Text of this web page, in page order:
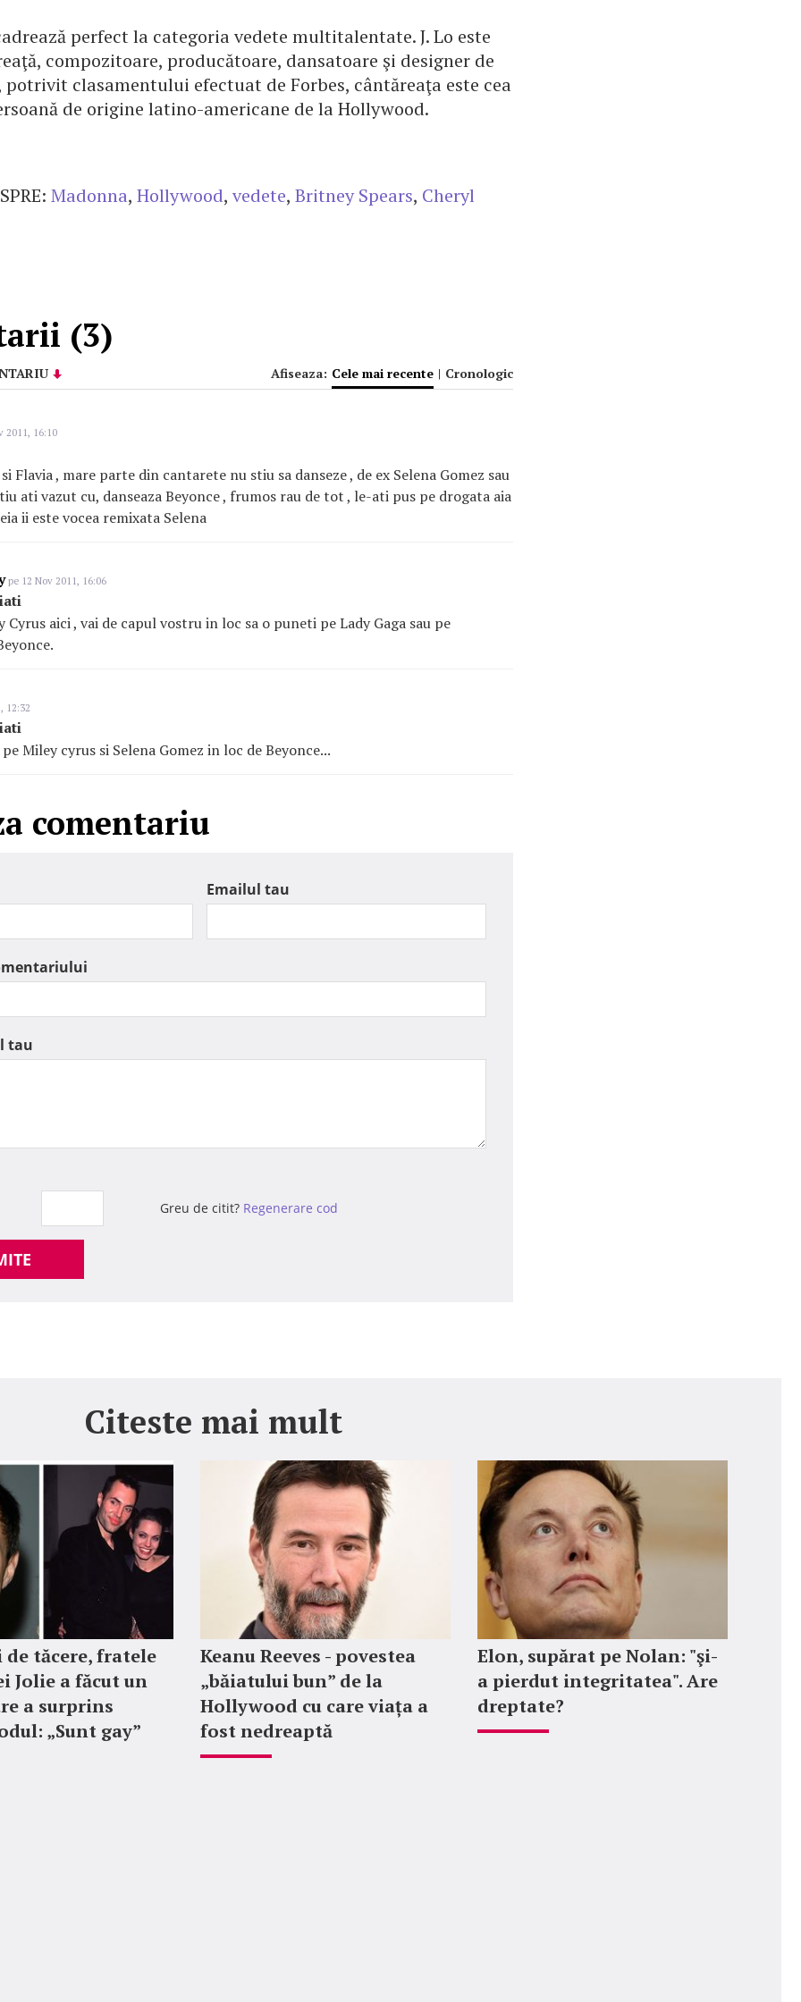
perfect la categoria vedete multitalentate. J. Lo este
compozitoare, producătoare, dansatoare şi designer de
potrivit clasamentului efectuat de Forbes, cântăreaţa este cea
de origine latino-americane de la Hollywood.
Madonna, Hollywood, vedete, Britney Spears, Cheryl
(3)
Afiseaza: Cele mai recente | Cronologic
2011, 16:10
Flavia , mare parte din cantarete nu stiu sa danseze , de ex Selena Gomez sau
ati vazut cu, danseaza Beyonce , frumos rau de tot , le-ati pus pe drogata aia
ii este vocea remixata Selena
pe 12 Nov 2011, 16:06
aici , vai de capul vostru in loc sa o puneti pe Lady Gaga sau pe
12:32
Miley cyrus si Selena Gomez in loc de Beyonce...
comentariu
Emailul tau
tau
Greu de citit? Regenerare cod
Citeste mai mult
de tăcere, fratele
Jolie a făcut un
a surprins
„Sunt gay”
Keanu Reeves - povestea
„băiatului bun” de la
Hollywood cu care viața a
fost nedreaptă
Elon, supărat pe Nolan: "şi-
a pierdut integritatea". Are
dreptate?